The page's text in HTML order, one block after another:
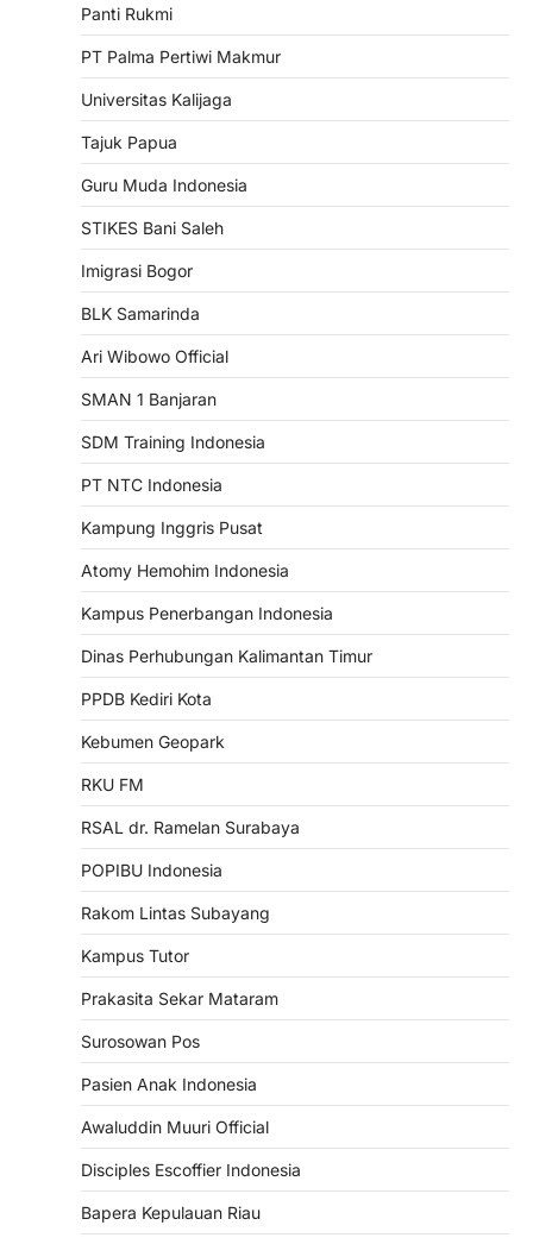
Panti Rukmi
PT Palma Pertiwi Makmur
Universitas Kalijaga
Tajuk Papua
Guru Muda Indonesia
STIKES Bani Saleh
Imigrasi Bogor
BLK Samarinda
Ari Wibowo Official
SMAN 1 Banjaran
SDM Training Indonesia
PT NTC Indonesia
Kampung Inggris Pusat
Atomy Hemohim Indonesia
Kampus Penerbangan Indonesia
Dinas Perhubungan Kalimantan Timur
PPDB Kediri Kota
Kebumen Geopark
RKU FM
RSAL dr. Ramelan Surabaya
POPIBU Indonesia
Rakom Lintas Subayang
Kampus Tutor
Prakasita Sekar Mataram
Surosowan Pos
Pasien Anak Indonesia
Awaluddin Muuri Official
Disciples Escoffier Indonesia
Bapera Kepulauan Riau